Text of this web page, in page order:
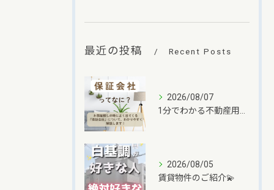
最近の投稿 Recent Posts
2026/08/07
2026/08/05
賃貸物件のご紹介💫